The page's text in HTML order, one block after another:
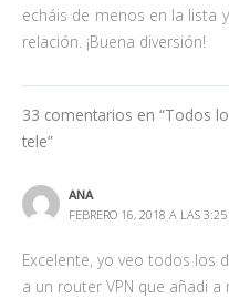
echáis de menos en la lista
relación. ¡Buena diversión!
33 comentarios en “Todos
tele”
ANA
FEBRERO 16, 2018 A LAS
Excelente, yo veo todos los
a un router VPN que añadi